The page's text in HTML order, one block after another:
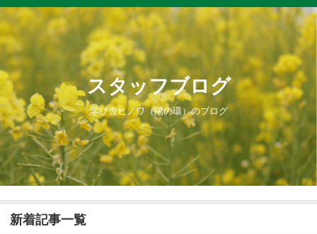
スタッフブログ
学び舎ヒノワ（陽の環）のブログ
新着記事一覧